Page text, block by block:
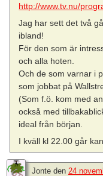
http://www.tv.nu/
Jag har sett det två
ibland!
För den som är
och alla hoten.
Och de som varnar i
som jobbat på
(Som f.ö. kom med
också med
ideal från början.
I kväll kl 22.00 går
Jonte den 24